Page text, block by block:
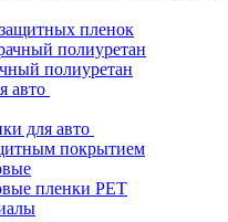
пленок
полиуретан
полиуретан
авто
для авто
покрытием
пленки PET